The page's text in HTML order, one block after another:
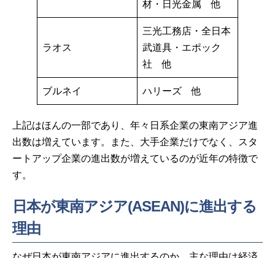
材・日光金属 他
ラオス
三光工務店・全日本
武道具・エポック
社 他
ブルネイ ハリーズ 他
上記はほんの一部であり、年々日系企業の東南アジア進
出数は増えています。また、大手企業だけでなく、スタ
ートアップ企業の進出数が増えているのが近年の特徴で
す。
日本が東南アジア(ASEAN)に進出する
理由